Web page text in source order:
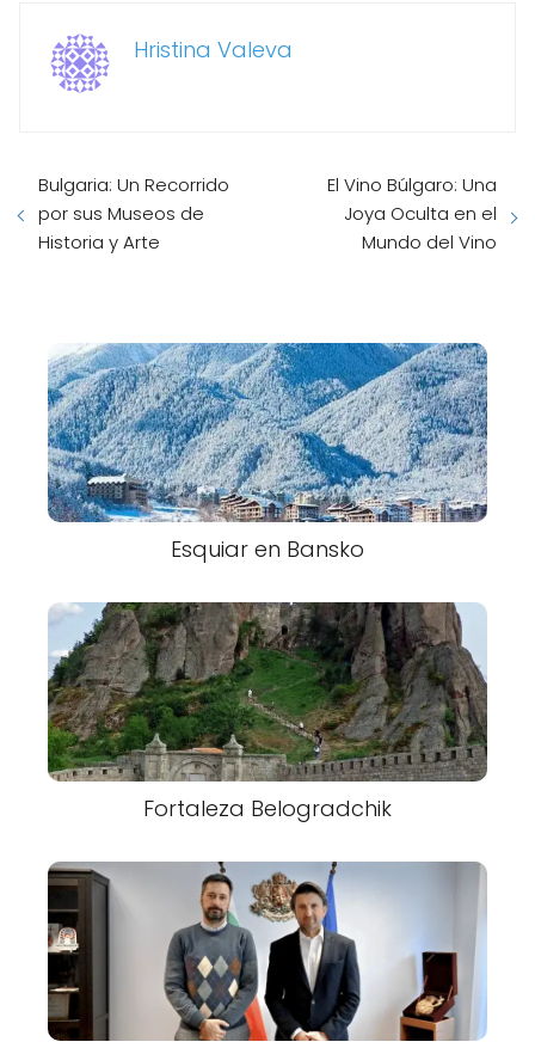
Hristina Valeva
Bulgaria: Un Recorrido
por sus Museos de
Historia y Arte
El Vino Búlgaro: Una
Joya Oculta en el
Mundo del Vino
Esquiar en Bansko
Fortaleza Belogradchik